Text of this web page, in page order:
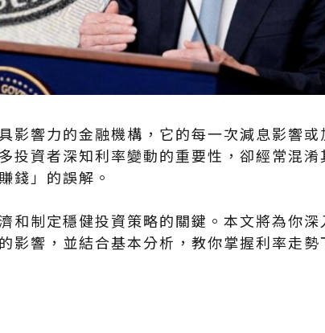
影響力的金融機構，它的每一次減息影響或
投資者深知利率變動的重要性，卻經常混淆
錢」的誤解。
和制定穩健投資策略的關鍵。本文將為你深
影響，並結合基本分析，教你掌握利率走勢